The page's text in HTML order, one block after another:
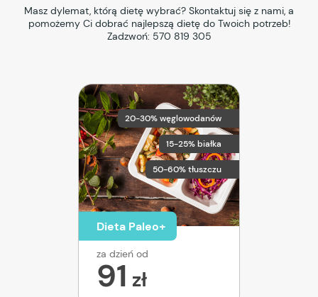
Masz dylemat, którą dietę wybrać? Skontaktuj się z nami, a
pomożemy Ci dobrać najlepszą dietę do Twoich potrzeb!
Zadzwoń: 570 819 305
20-30% węglowodanów
15-25% białka
50-60% tłuszczu
Dieta Paleo+
za dzień od
91 zł